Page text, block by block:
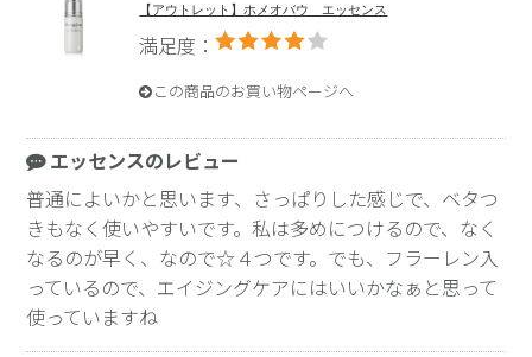
【アウトレット】ホメオバウ エッセンス
満足度：
この商品のお買い物ページへ
エッセンスのレビュー
普通によいかと思います、さっぱりした感じで、ベタつ
きもなく使いやすいです。私は多めにつけるので、なく
なるのが早く、なので☆４つです。でも、フラーレン入
っているので、エイジングケアにはいいかなぁと思って
使っていますね